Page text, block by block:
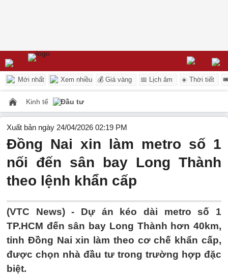
Mới nhất Xem nhiều 💰 Giá vàng 📅 Lịch âm ☀️ Thời tiết
Kinh tế Đầu tư
Xuất bản ngày 24/04/2026 02:19 PM
Đồng Nai xin làm metro số 1
nối đến sân bay Long Thành
theo lệnh khẩn cấp
(VTC News) - Dự án kéo dài metro số 1
TP.HCM đến sân bay Long Thành hơn 40km,
tỉnh Đồng Nai xin làm theo cơ chế khẩn cấp,
được chọn nhà đầu tư trong trường hợp đặc
biệt.